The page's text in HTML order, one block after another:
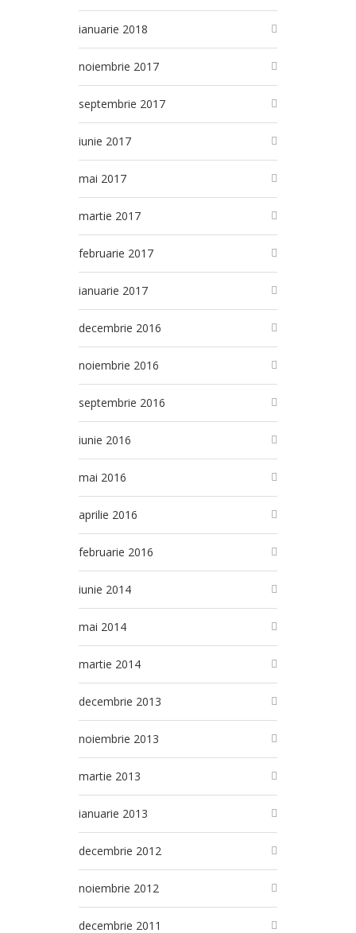
ianuarie 2018
noiembrie 2017
septembrie 2017
iunie 2017
mai 2017
martie 2017
februarie 2017
ianuarie 2017
decembrie 2016
noiembrie 2016
septembrie 2016
iunie 2016
mai 2016
aprilie 2016
februarie 2016
iunie 2014
mai 2014
martie 2014
decembrie 2013
noiembrie 2013
martie 2013
ianuarie 2013
decembrie 2012
noiembrie 2012
decembrie 2011